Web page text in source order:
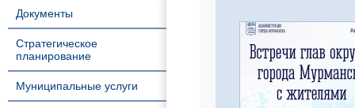
Документы
Стратегическое
планирование
Муниципальные услуги